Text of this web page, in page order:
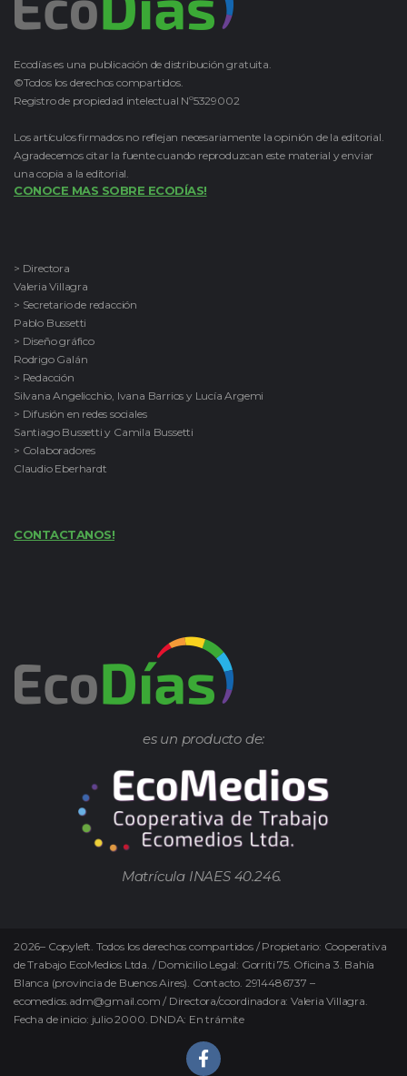
Ecodías es una publicación de distribución gratuita.
©Todos los derechos compartidos.
Registro de propiedad intelectual Nº5329002
Los artículos firmados no reflejan necesariamente la opinión de la editorial.
Agradecemos citar la fuente cuando reproduzcan este material y enviar
una copia a la editorial.
CONOCE MAS SOBRE ECODÍAS!
> Directora
Valeria Villagra
> Secretario de redacción
Pablo Bussetti
> Diseño gráfico
Rodrigo Galán
> Redacción
Silvana Angelicchio, Ivana Barrios y Lucía Argemi
> Difusión en redes sociales
Santiago Bussetti y Camila Bussetti
> Colaboradores
Claudio Eberhardt
CONTACTANOS!
es un producto de:
Matrícula INAES 40.246.
2026– Copyleft. Todos los derechos compartidos / Propietario: Cooperativa
de Trabajo EcoMedios Ltda. / Domicilio Legal: Gorriti 75. Oficina 3. Bahía
Blanca (provincia de Buenos Aires). Contacto. 2914486737 –
ecomedios.adm@gmail.com / Directora/coordinadora: Valeria Villagra.
Fecha de inicio: julio 2000. DNDA: En trámite